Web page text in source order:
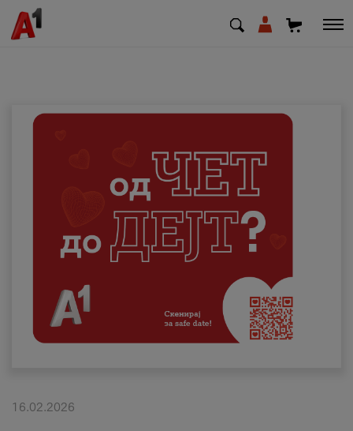
Деловни
Поддршка
Надополни кредит
Плати сметка
#ПодобарОнлајн
16.02.2026